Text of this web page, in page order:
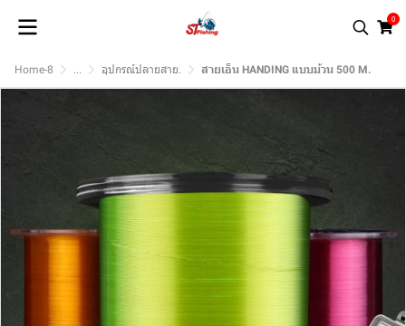
0
Home-8 ... อุปกรณ์ปลายสาย. สายเอ็น HANDING แบบม้วน 500 M.